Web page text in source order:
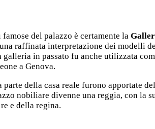
famose del palazzo è certamente la
raffinata interpretazione dei modelli
galleria in passato fu anche utilizzata
a Genova.
parte della casa reale furono apportate
nobiliare divenne una reggia, con la
e della regina.